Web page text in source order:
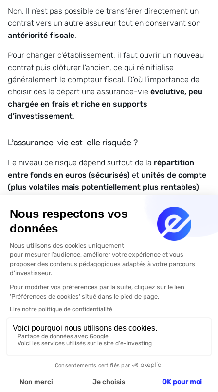
Non. Il n’est pas possible de transférer directement un
contrat vers un autre assureur tout en conservant son
antériorité fiscale.
Pour changer d’établissement, il faut ouvrir un nouveau
contrat puis clôturer l’ancien, ce qui réinitialise
généralement le compteur fiscal. D’où l’importance de
choisir dès le départ une assurance-vie évolutive, peu
chargée en frais et riche en supports
d’investissement.
L’assurance-vie est-elle risquée ?
Le niveau de risque dépend surtout de la répartition
entre fonds en euros (sécurisés) et unités de compte
(plus volatiles mais potentiellement plus rentables).
selon votre profil d’investisseur.
Combien de temps faut-il conserver une
assurance-vie ?
L’assurance-vie reste un placement totalement
moment.
Cependant, la fiscalité devient réellement avantageuse
après 8 ans, ce qui en fait un outil particulièrement
adapté aux projets de moyen et long terme : retraite,
transmission de patrimoine, financement futur ou
constitution d’un capital.
Quel montant minimum faut-il pour ouvrir une